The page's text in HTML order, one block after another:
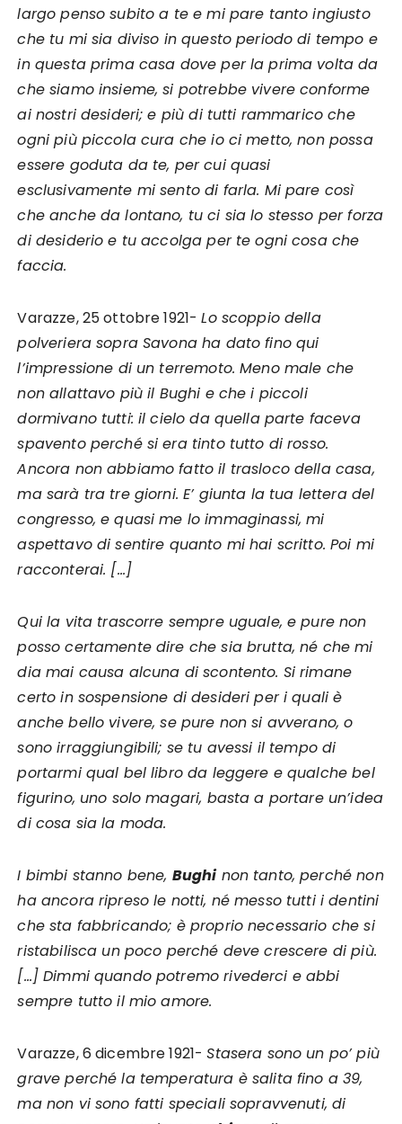
largo penso subito a te e mi pare tanto ingiusto
che tu mi sia diviso in questo periodo di tempo e
in questa prima casa dove per la prima volta da
che siamo insieme, si potrebbe vivere conforme
ai nostri desideri; e più di tutti rammarico che
ogni più piccola cura che io ci metto, non possa
essere goduta da te, per cui quasi
esclusivamente mi sento di farla. Mi pare così
che anche da lontano, tu ci sia lo stesso per forza
di desiderio e tu accolga per te ogni cosa che
faccia.
Varazze, 25 ottobre 1921-Lo scoppio della
polveriera sopra Savona ha dato fino qui
l’impressione di un terremoto.Meno male che
non allattavo più il Bughi e che i piccoli
dormivano tutti: il cielo da quella parte faceva
spavento perché si era tinto tutto di rosso.
Ancora non abbiamo fatto il trasloco della casa,
ma sarà tra tre giorni. E’ giunta la tua lettera del
congresso, e quasi me lo immaginassi, mi
aspettavo di sentire quanto mi hai scritto. Poi mi
racconterai. […]
Qui la vita trascorre sempre uguale, e pure non
posso certamente dire che sia brutta, né che mi
dia mai causa alcuna di scontento. Si rimane
certo in sospensione di desideri per i quali è
anche bello vivere, se pure non si avverano, o
sono irraggiungibili; se tu avessi il tempo di
portarmi qual bel libro da leggere e qualche bel
figurino, uno solo magari, basta a portare un’idea
di cosa sia la moda.
I bimbi stanno bene, Bughinon tanto, perché non
ha ancora ripreso le notti, né messo tutti i dentini
che sta fabbricando; è proprio necessario che si
ristabilisca un poco perché deve crescere di più.
[…] Dimmi quando potremo rivederci e abbi
sempre tutto il mio amore.
Varazze, 6 dicembre 1921-Stasera sono un po’ più
grave perché la temperatura è salita fino a 39,
ma non vi sono fatti speciali sopravvenuti, di